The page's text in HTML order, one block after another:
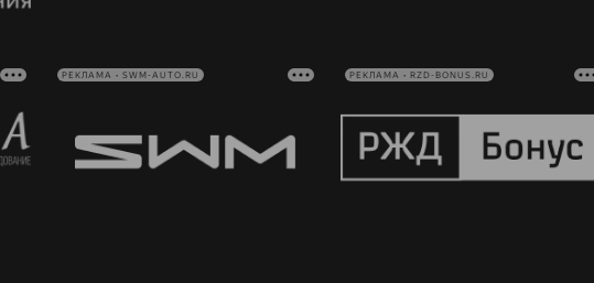
РЕКЛАМА • SWM-AUTO.RU РЕКЛАМА • RZD-BONUS.RU